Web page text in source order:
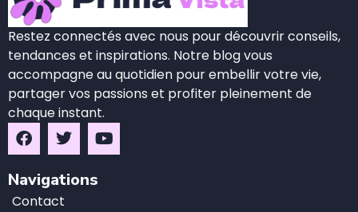
Restez connectés avec nous pour découvrir conseils,
tendances et inspirations. Notre blog vous
accompagne au quotidien pour embellir votre vie,
partager vos passions et profiter pleinement de
chaque instant.
Navigations
Contact